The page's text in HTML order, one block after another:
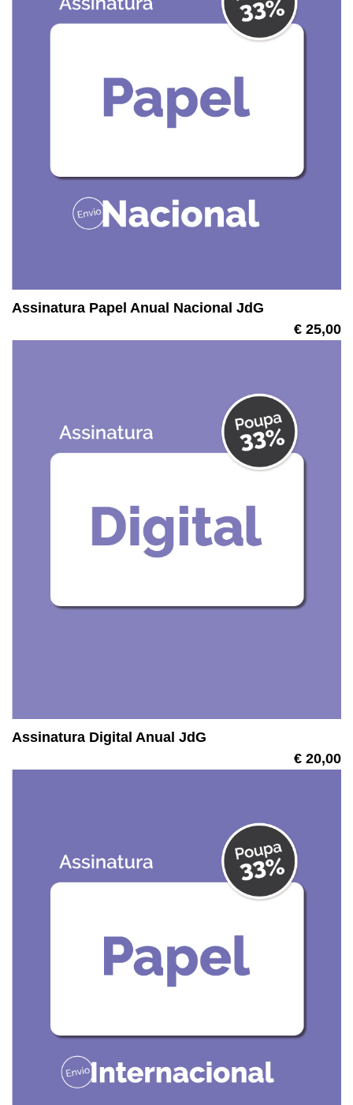
Assinatura Papel Anual Nacional JdG
€ 25,00
Assinatura Digital Anual JdG
€ 20,00